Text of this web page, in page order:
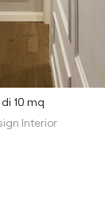
10 mq
Interior